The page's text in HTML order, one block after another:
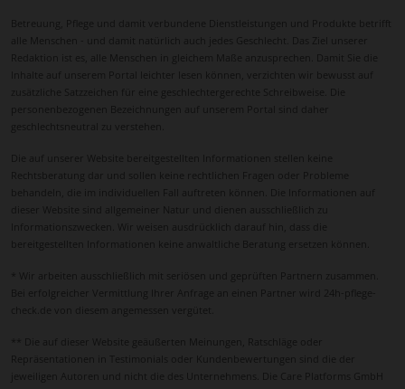
Betreuung, Pflege und damit verbundene Dienstleistungen und Produkte betrifft
alle Menschen - und damit natürlich auch jedes Geschlecht. Das Ziel unserer
Redaktion ist es, alle Menschen in gleichem Maße anzusprechen. Damit Sie die
Inhalte auf unserem Portal leichter lesen können, verzichten wir bewusst auf
zusätzliche Satzzeichen für eine geschlechtergerechte Schreibweise. Die
personenbezogenen Bezeichnungen auf unserem Portal sind daher
geschlechtsneutral zu verstehen.
Die auf unserer Website bereitgestellten Informationen stellen keine
Rechtsberatung dar und sollen keine rechtlichen Fragen oder Probleme
behandeln, die im individuellen Fall auftreten können. Die Informationen auf
dieser Website sind allgemeiner Natur und dienen ausschließlich zu
Informationszwecken. Wir weisen ausdrücklich darauf hin, dass die
bereitgestellten Informationen keine anwaltliche Beratung ersetzen können.
* Wir arbeiten ausschließlich mit seriösen und geprüften Partnern zusammen.
Bei erfolgreicher Vermittlung Ihrer Anfrage an einen Partner wird 24h-pflege-
check.de von diesem angemessen vergütet.
** Die auf dieser Website geäußerten Meinungen, Ratschläge oder
Repräsentationen in Testimonials oder Kundenbewertungen sind die der
jeweiligen Autoren und nicht die des Unternehmens. Die Care Platforms GmbH